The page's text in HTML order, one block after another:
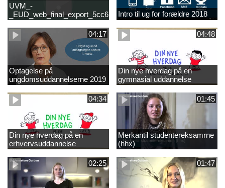
UVM_-
Intro til ug for forældre 2018
04:17
Optagelse på
ungdomsuddannelserne 2019
04:48
Din nye hverdag på en
gymnasial uddannelse
04:34
Din nye hverdag på en
erhvervsuddannelse
01:45
Merkantil studentereksamrne
(hhx)
02:25 01:47